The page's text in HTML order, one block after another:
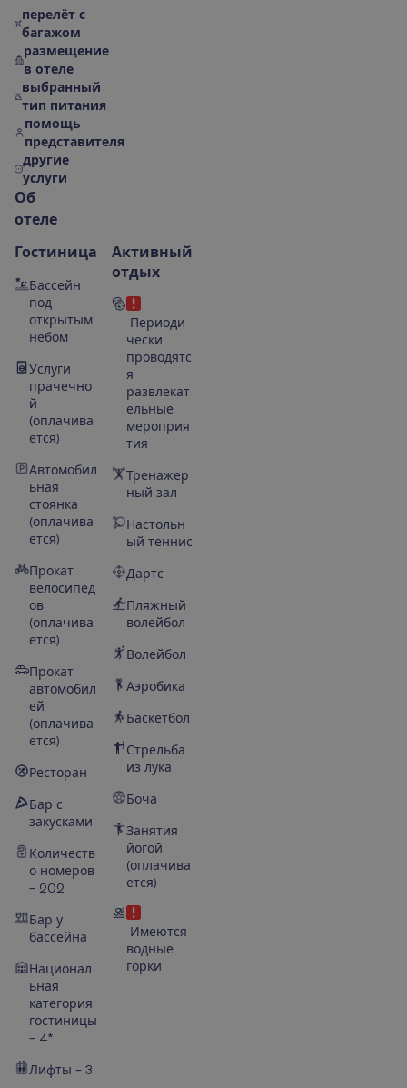
перелёт с
багажом
размещение
в отеле
выбранный
тип питания
помощь
представителя
другие
услуги
Об
отеле
Гостиница
Бассейн
под
открытым
небом
Услуги
прачечно
й
(оплачива
ется)
Автомобил
ьная
стоянка
(оплачива
ется)
Прокат
велосипед
ов
(оплачива
ется)
Прокат
автомобил
ей
(оплачива
ется)
Ресторан
Бар с
закусками
Количеств
о номеров
– 202
Бар у
бассейна
Национал
ьная
категория
гостиницы
– 4*
Лифты – 3
Активный
отдых
Периоди
чески
проводятс
я
развлекат
ельные
мероприя
тия
Тренажер
ный зал
Настольн
ый теннис
Дартс
Пляжный
волейбол
Волейбол
Аэробика
Баскетбол
Стрельба
из лука
Боча
Занятия
йогой
(оплачива
ется)
Имеются
водные
горки